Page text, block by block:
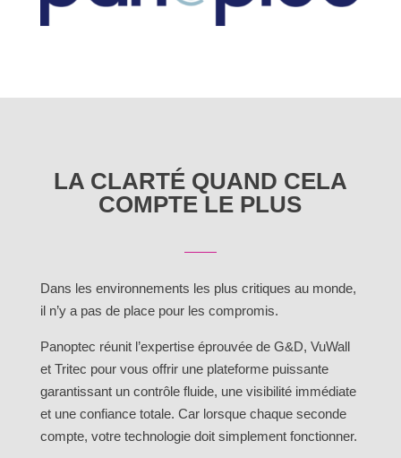
LA CLARTÉ QUAND CELA
COMPTE LE PLUS
Dans les environnements les plus critiques au monde,
il n’y a pas de place pour les compromis.
Panoptec réunit l’expertise éprouvée de G&D, VuWall
et Tritec pour vous offrir une plateforme puissante
garantissant un contrôle fluide, une visibilité immédiate
et une confiance totale. Car lorsque chaque seconde
compte, votre technologie doit simplement fonctionner.